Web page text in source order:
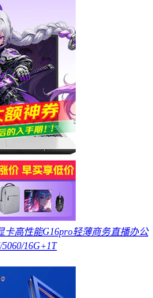
卡高性能G16pro轻薄商务直播办公
16G+1T